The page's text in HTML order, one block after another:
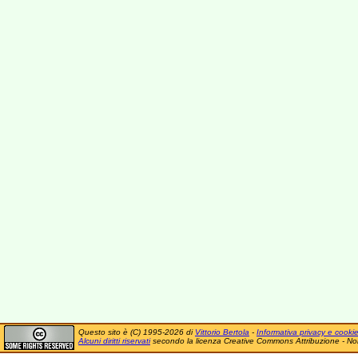
Questo sito è (C) 1995-2026 di Vittorio Bertola - Informativa privacy e cookie
Alcuni diritti riservatisecondo la licenza Creative Commons Attribuzione -